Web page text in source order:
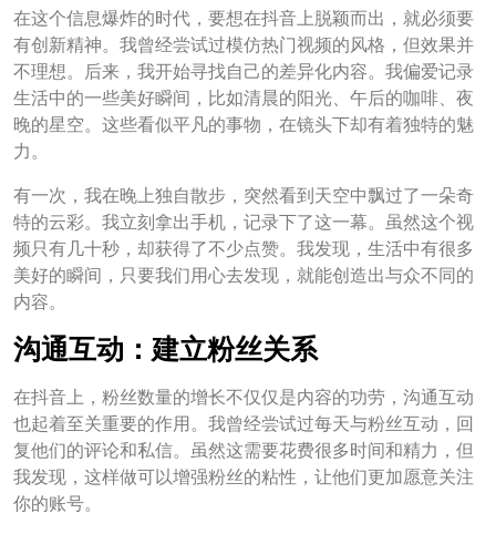
在这个信息爆炸的时代，要想在抖音上脱颖而出，就必须要
有创新精神。我曾经尝试过模仿热门视频的风格，但效果并
不理想。后来，我开始寻找自己的差异化内容。我偏爱记录
生活中的一些美好瞬间，比如清晨的阳光、午后的咖啡、夜
晚的星空。这些看似平凡的事物，在镜头下却有着独特的魅
力。
有一次，我在晚上独自散步，突然看到天空中飘过了一朵奇
特的云彩。我立刻拿出手机，记录下了这一幕。虽然这个视
频只有几十秒，却获得了不少点赞。我发现，生活中有很多
美好的瞬间，只要我们用心去发现，就能创造出与众不同的
内容。
沟通互动：建立粉丝关系
在抖音上，粉丝数量的增长不仅仅是内容的功劳，沟通互动
也起着至关重要的作用。我曾经尝试过每天与粉丝互动，回
复他们的评论和私信。虽然这需要花费很多时间和精力，但
我发现，这样做可以增强粉丝的粘性，让他们更加愿意关注
你的账号。